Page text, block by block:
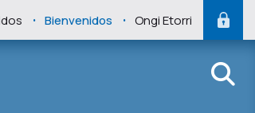
. Bienvenidos . Ongi Etorri